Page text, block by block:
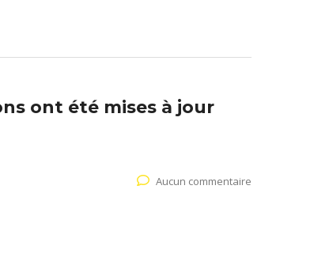
ont été mises à jour
Aucun commentaire